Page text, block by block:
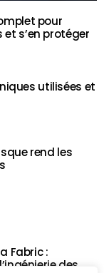
pour
s’en protéger
utilisées et
rend les
Fabric :
des